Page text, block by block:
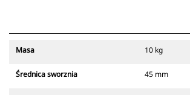
Masa 10 kg
Średnica sworznia 45 mm